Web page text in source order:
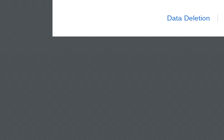
Data Deletion